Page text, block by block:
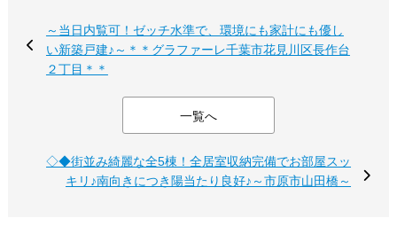
～当日内覧可！ゼッチ水準で、環境にも家計にも優し
い新築戸建♪～＊＊グラファーレ千葉市花見川区長作台
２丁目＊＊
一覧へ
◇◆街並み綺麗な全5棟！全居室収納完備でお部屋スッ
キリ♪南向きにつき陽当たり良好♪～市原市山田橋～